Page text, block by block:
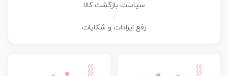
سیاست بازگشت کالا
رفع ایرادات و شکایات